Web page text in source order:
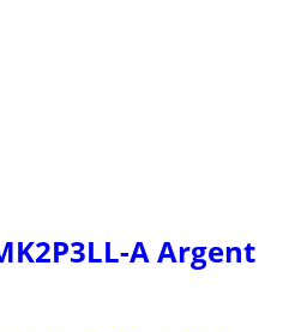
A Argent